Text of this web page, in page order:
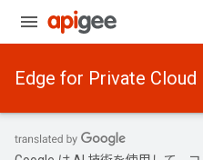
Edge for Private Cloud